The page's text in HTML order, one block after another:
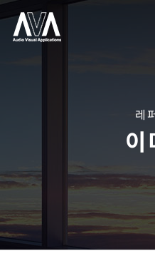
레
이